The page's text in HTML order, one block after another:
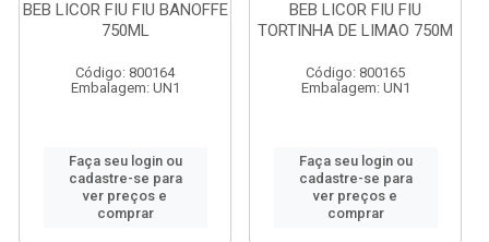
BEB LICOR FIU FIU BANOFFE
750ML
Código: 800164
Embalagem: UN1
Faça seu login ou
cadastre-se para
ver preços e
comprar
BEB LICOR FIU FIU
TORTINHA DE LIMAO 750M
Código: 800165
Embalagem: UN1
Faça seu login ou
cadastre-se para
ver preços e
comprar